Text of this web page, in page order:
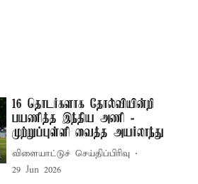
16 தொடர்களாக தோல்வியின்றி
பயணித்த இந்திய அணி -
முற்றுப்புள்ளி வைத்த அயர்லாந்து
விளையாட்டுச் செய்திப்பிரிவு
29 Jun 2026